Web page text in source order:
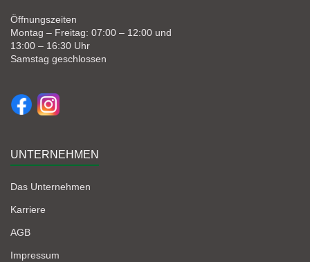
Öffnungszeiten
Montag – Freitag: 07:00 – 12:00 und
13:00 – 16:30 Uhr
Samstag geschlossen
UNTERNEHMEN
Das Unternehmen
Karriere
AGB
Impressum